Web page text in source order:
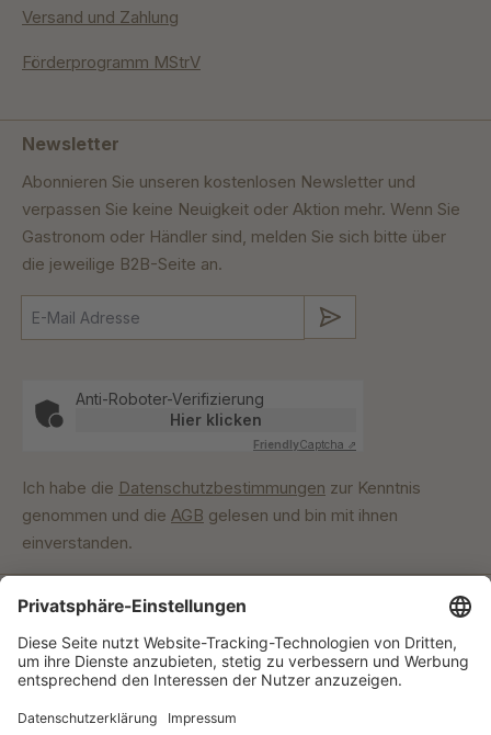
Versand und Zahlung
Förderprogramm MStrV
Newsletter
Abonnieren Sie unseren kostenlosen Newsletter und
verpassen Sie keine Neuigkeit oder Aktion mehr. Wenn Sie
Gastronom oder Händler sind, melden Sie sich bitte über
die jeweilige B2B-Seite an.
Anti-Roboter-Verifizierung
Hier klicken
FriendlyCaptcha ⇗
Ich habe die Datenschutzbestimmungen zur Kenntnis
genommen und die AGB gelesen und bin mit ihnen
einverstanden.